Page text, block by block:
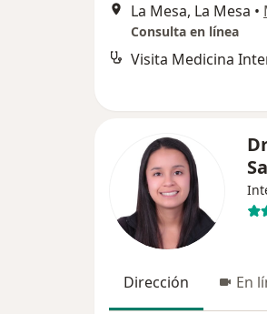
La Mesa, La Mesa •
Consulta en línea
Visita Medicina
Dirección En